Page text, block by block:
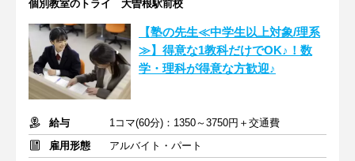
個別教室のトライ 大曽根駅前校
【塾の先生≪中学生以上対象/理系
≫】得意な1教科だけでOK♪！数
学・理科が得意な方歓迎♪
給与
1コマ(60分)：1350～3750円＋交通費
雇用形態
アルバイト・パート